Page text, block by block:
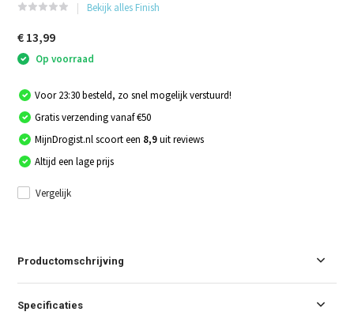
Bekijk alles Finish
€ 13,99
Op voorraad
Voor 23:30 besteld, zo snel mogelijk verstuurd!
Gratis verzending vanaf €50
MijnDrogist.nl scoort een 8,9uit reviews
Altijd een lage prijs
Vergelijk
Productomschrijving
Specificaties